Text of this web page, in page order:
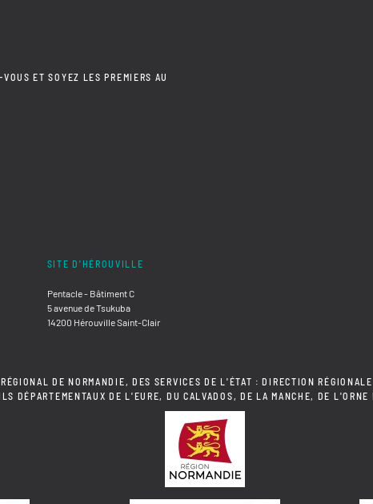
ET SOYEZ LES PREMIERS AU
SITE D'HÉROUVILLE
Pentacle - Bâtiment C
5 avenue de Tsukuba
14200 Hérouville Saint-Clair
DE NORMANDIE, DES SERVICES DE L'ÉTAT : DIRECTION
DÉPARTEMENTAUX DE L'EURE, DU CALVADOS, DE LA MANCHE, DE